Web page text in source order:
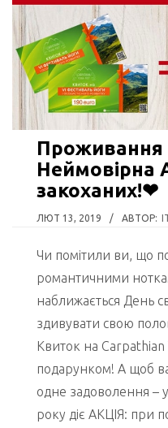
Проживання
Неймовірна
закоханих!❤
ЛЮТ 13, 2019 / АВТОР:
Чи помітили ви, що
романтичними
наближається День
здивувати свою
Квиток на Carpathian
подарунком! А щоб
одне задоволення –
року діє АКЦІЯ: при